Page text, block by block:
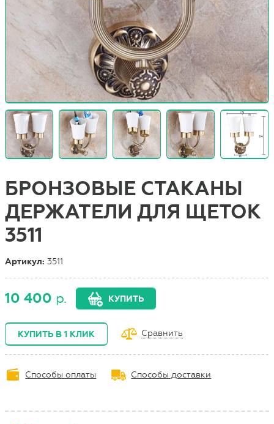
БРОНЗОВЫЕ СТАКАНЫ
ДЕРЖАТЕЛИ ДЛЯ ЩЕТОК
3511
Артикул:3511
10 400 р. КУПИТЬ
КУПИТЬ В 1 КЛИК Сравнить
Способы оплаты Способы доставки